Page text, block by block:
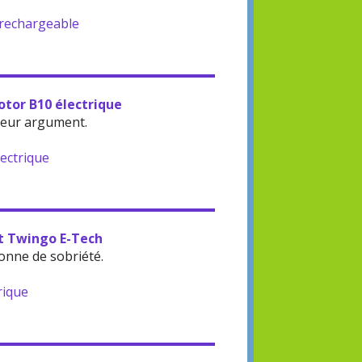
B10 électrique
argument.
Twingo E-Tech
de sobriété.